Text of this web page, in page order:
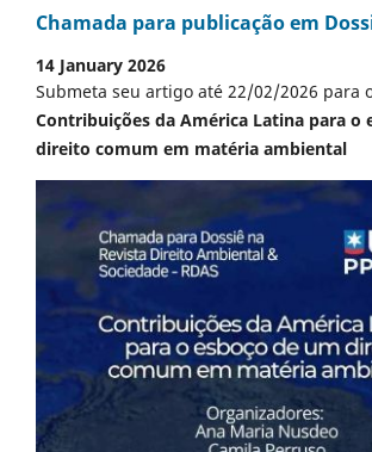
Chamada para publicação em
14 January 2026
Submeta seu artigo até 22/02/2026 para
Contribuições da América Latina para o
direito comum em matéria ambiental